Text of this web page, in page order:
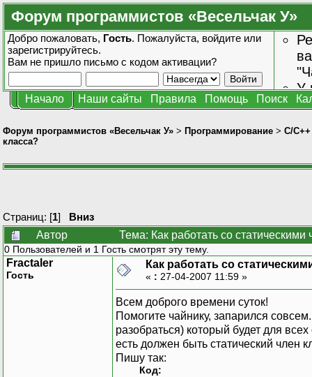
Форум программистов «Весельчак У»
Добро пожаловать, Гость. Пожалуйста, войдите или
зарегистрируйтесь.
Вам не пришло письмо с кодом активации?
У
Начало Наши сайты Правила Помощь Поиск
Форум программистов «Весельчак У» > Программирование > C/C++
класса?
Страниц: [1] Вниз
Автор
Тема: Как работать со
0 Пользователей и 1 Гость смотрят эту тему.
Fractaler
Гость
Как работать со
« : 27-04-2007 11:59 »
Всем доброго времени суток!
Помогите чайнику, запарился
разобраться) который будет для
есть должен быть статический член
Пишу так:
Код: